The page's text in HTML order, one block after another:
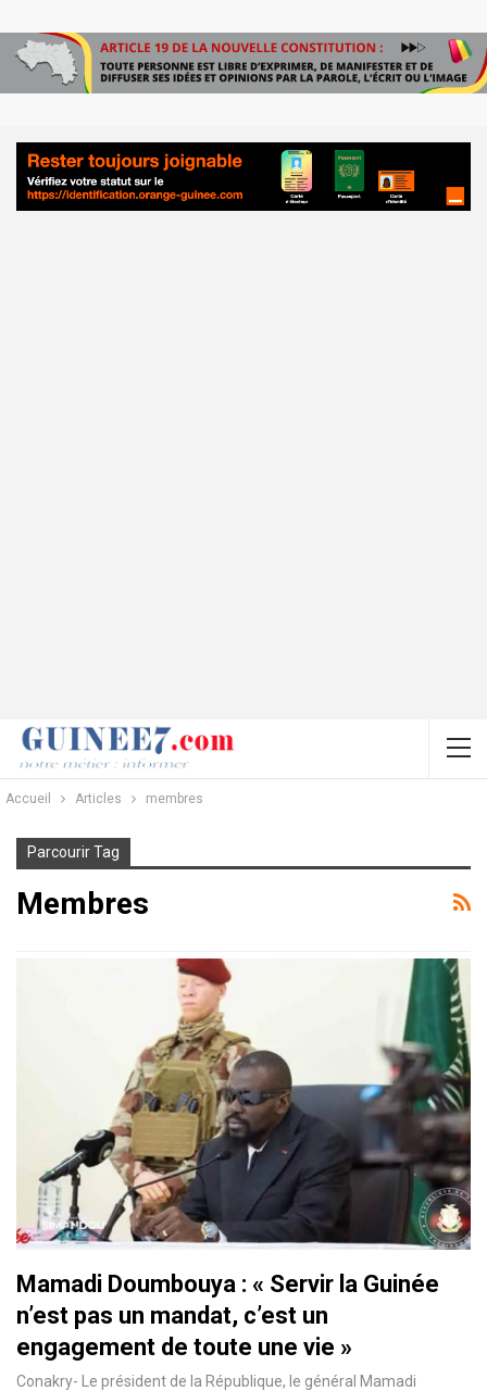
Accueil Articles membres
Parcourir Tag
Membres
Mamadi Doumbouya : « Servir la Guinée
n’est pas un mandat, c’est un
engagement de toute une vie »
Conakry- Le président de la République, le général Mamadi